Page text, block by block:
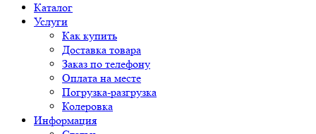
Каталог
Услуги
Как купить
Доставка товара
Заказ по телефону
Оплата на месте
Погрузка-разгрузка
Колеровка
Информация